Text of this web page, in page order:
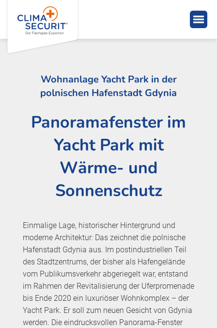
Wohnanlage Yacht Park in der
polnischen Hafenstadt Gdynia
Panoramafenster im
Yacht Park mit
Wärme- und
Sonnenschutz
Einmalige Lage, historischer Hintergrund und
moderne Architektur: Das zeichnet die polnische
Hafenstadt Gdynia aus. Im postindustriellen Teil
des Stadtzentrums, der bisher als Hafengelände
vom Publikumsverkehr abgeriegelt war, entstand
im Rahmen der Revitalisierung der Uferpromenade
bis Ende 2020 ein luxuriöser Wohnkomplex – der
Yacht Park. Er soll zum neuen Gesicht von Gdynia
werden. Die eindrucksvollen Panorama-Fenster